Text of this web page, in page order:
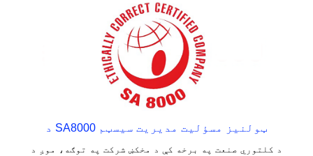
د SA8000 ټولنیز مسؤلیت مدیریت سیسټم
د کلتوري صنعت په برخه کې د مخکښ شرکت په توګه، موږ د